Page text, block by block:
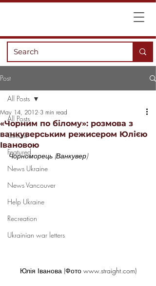
Post
All Posts
Culture
Featured
News Ukraine
News Vancouver
Help Ukraine
Recreation
Ukrainian war letters
All Posts
«Чорним по білому»: розмова з
ванкуверським режисером Юлією
Івановою
May 14, 2012 3 min read
Чорноморець (Ванкувер)
Юлія Іванова (Фото www.straight.com)